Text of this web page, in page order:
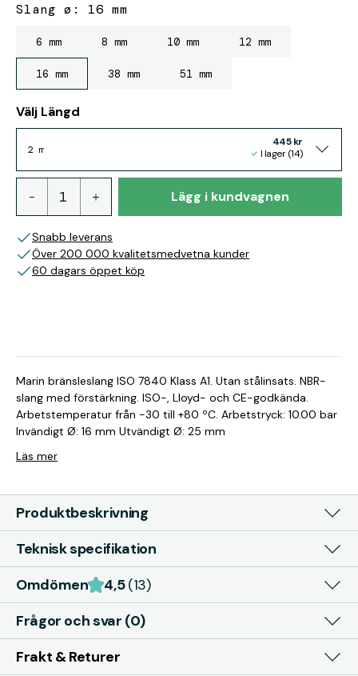
Slang ø: 16 mm
6 mm 8 mm 10 mm 12 mm
16 mm 38 mm 51 mm
Välj Längd
2 m
445 kr
I lager (14)
Lägg i kundvagnen
Snabb leverans
Över 200 000 kvalitetsmedvetna kunder
60 dagars öppet köp
Marin bränsleslang ISO 7840 Klass A1. Utan stålinsats. NBR-
slang med förstärkning. ISO-, Lloyd- och CE-godkända.
Arbetstemperatur från -30 till +80 ºC. Arbetstryck: 10.00 bar
Invändigt Ø: 16 mm Utvändigt Ø: 25 mm
Läs mer
Produktbeskrivning
Teknisk specifikation
Omdömen
4,5(13)
Frågor och svar (0)
Frakt & Returer